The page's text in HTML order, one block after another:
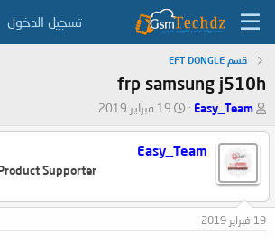
تسجيل الدخول
قسم EFT DONGLE
frp samsung j510h
ب
ل
م
و
Easy_Team
ت
ي
ل
19 فبراير 2019
Easy_Team
Product Supporter
19 فبراير 2019